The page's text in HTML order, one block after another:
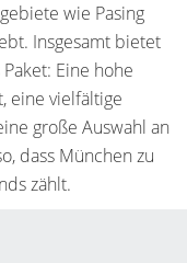
wie Pasing
Insgesamt bietet
Eine hohe
eine vielfältige
große Auswahl an
dass München zu
zählt.